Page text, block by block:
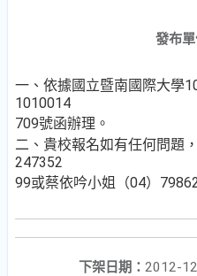
發布單
一、依據國立暨南國際大學
1010014
709號函辦理。
二、貴校報名如有任何問題
247352
99或蔡依吟小姐（04）
下架日期： 2012-